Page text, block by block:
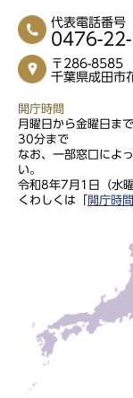
代表電話番号
0476-
〒286-8585
千葉県成田市
開庁時間
月曜日から金曜日ま
30分まで
なお、一部窓口によ
い。
令和8年7月1日（水
くわしくは「
開庁時